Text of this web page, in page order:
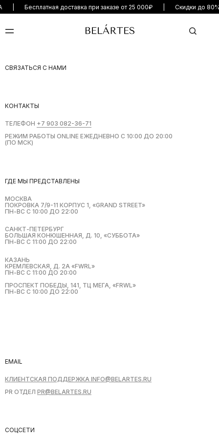
| Бесплатная доставка при заказе от 25 000₽ | Скидки до
СВЯЗАТЬСЯ С НАМИ
КОНТАКТЫ
EMAIL
СОЦСЕТИ
ТЕЛЕФОН +7 903 082-36-71
РЕЖИМ РАБОТЫ ONLINE ЕЖЕДНЕВНО С 10:00 ДО 20:00
(ПО МСК)
КЛИЕНТСКАЯ ПОДДЕРЖКА INFO@BELARTES.RU
PR ОТДЕЛ PR@BELARTES.RU
ГДЕ МЫ ПРЕДСТАВЛЕНЫ
МОСКВА
ПОКРОВКА 7/9-11 КОРПУС 1, «GRAND STREET»
ПН-ВС С 10:00 ДО 22:00
САНКТ-ПЕТЕРБУРГ
БОЛЬШАЯ КОНЮШЕННАЯ, Д. 10, «СУББОТА»
ПН-ВС С 11:00 ДО 22:00
КАЗАНЬ
КРЕМЛЕВСКАЯ, Д. 2А «FWRL»
ПН-ВС С 11:00 ДО 20:00
ПРОСПЕКТ ПОБЕДЫ, 141, ТЦ МЕГА, «FRWL»
ПН-ВС С 10:00 ДО 22:00